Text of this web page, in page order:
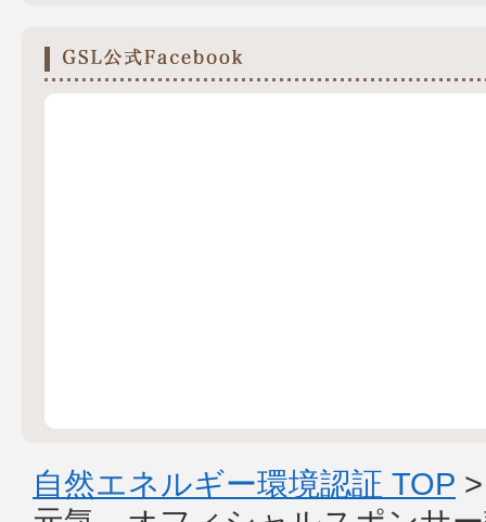
自然エネルギー環境認証 TOP